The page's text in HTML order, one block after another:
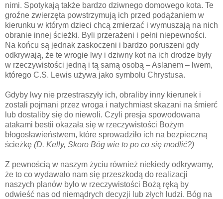
nimi. Spotykają także bardzo dziwnego domowego kota. Te
groźne zwierzęta powstrzymują ich przed podążaniem w
kierunku w którym dzieci chcą zmierzać i wymuszają na nich
obranie innej ścieżki. Byli przerażeni i pełni niepewności.
Na końcu są jednak zaskoczeni i bardzo poruszeni gdy
odkrywają, że te wrogie lwy i dziwny kot na ich drodze były
w rzeczywistości jedną i tą samą osobą – Aslanem – lwem,
którego C.S. Lewis używa jako symbolu Chrystusa.
Gdyby lwy nie przestraszyły ich, obraliby inny kierunek i
zostali pojmani przez wroga i natychmiast skazani na śmierć
lub dostaliby się do niewoli. Czyli presja spowodowana
atakami bestii okazała się w rzeczywistości Bożym
błogosławieństwem, które sprowadziło ich na bezpieczną
ścieżkę (D. Kelly, Skoro Bóg wie to po co się modlić?)
Z pewnością w naszym życiu również niekiedy odkrywamy,
że to co wydawało nam się przeszkodą do realizacji
naszych planów było w rzeczywistości Bożą ręką by
odwieść nas od niemądrych decyzji lub złych ludzi. Bóg na